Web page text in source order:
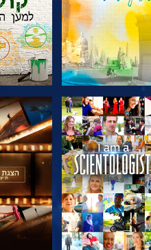
בדוק את הסדרה בדוק